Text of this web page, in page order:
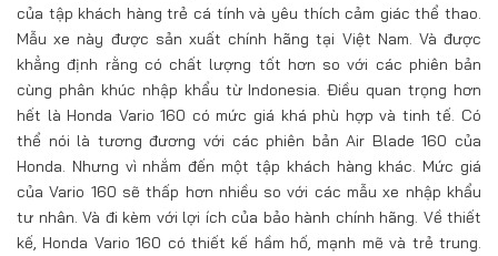
của tập khách hàng trẻ cá tính và yêu thích cảm giác thể thao.
Mẫu xe này được sản xuất chính hãng tại Việt Nam. Và được
khẳng định rằng có chất lượng tốt hơn so với các phiên bản
cùng phân khúc nhập khẩu từ Indonesia. Điều quan trọng hơn
hết là Honda Vario 160 có mức giá khá phù hợp và tinh tế. Có
thể nói là tương đương với các phiên bản Air Blade 160 của
Honda. Nhưng vì nhắm đến một tập khách hàng khác. Mức giá
của Vario 160 sẽ thấp hơn nhiều so với các mẫu xe nhập khẩu
tư nhân. Và đi kèm với lợi ích của bảo hành chính hãng. Về thiết
kế, Honda Vario 160 có thiết kế hầm hố, mạnh mẽ và trẻ trung.